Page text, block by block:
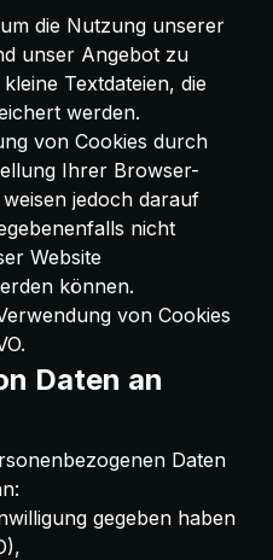
die Nutzung unserer
unser Angebot zu
Textdateien, die
werden.
von Cookies durch
Ihrer Browser-
jedoch darauf
nicht
Website
können.
von Cookies
Daten an
Daten
gegeben haben